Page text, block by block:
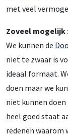
met veel
Zoveel mogelijk
We kunnen de
niet te zwaar is
ideaal formaat.
doen maar we
niet kunnen doen
heel goed staat
redenen waarom